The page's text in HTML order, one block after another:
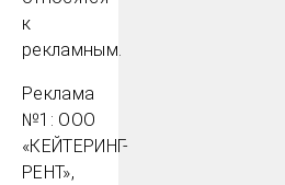
к
рекламным.
Реклама
№1: ООО
«КЕЙТЕРИНГ-
РЕНТ»,